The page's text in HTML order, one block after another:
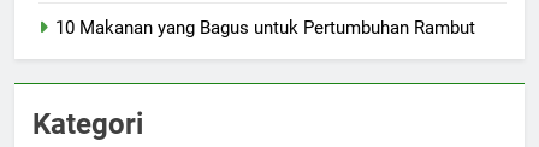
10 Makanan yang Bagus untuk Pertumbuhan Rambut
Kategori